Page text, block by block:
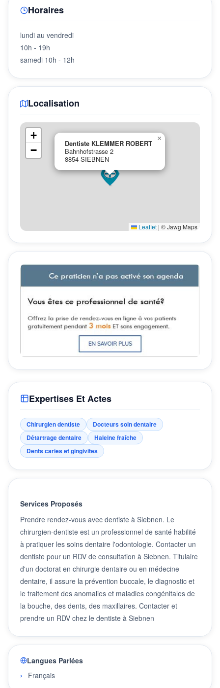
Expertises Et Actes
Chirurgien dentiste
Docteurs soin dentaire
Détartrage dentaire
Haleine fraîche
Dents caries et gingivites
Services Proposés
Prendre rendez-vous avec dentiste à Siebnen. Le
chirurgien-dentiste est un professionnel de santé habilité
à pratiquer les soins dentaire l'odontologie. Contacter un
dentiste pour un RDV de consultation à Siebnen. Titulaire
d'un doctorat en chirurgie dentaire ou en médecine
dentaire, il assure la prévention buccale, le diagnostic et
le traitement des anomalies et maladies congénitales de
la bouche, des dents, des maxillaires. Contacter et
prendre un RDV chez le dentiste à Siebnen
Langues Parlées
Français
Horaires
lundi au vendredi
10h - 19h
samedi 10h - 12h
Localisation
Dentiste KLEMMER ROBERT
Bahnhofstrasse 2
8854 SIEBNEN
×
+
−
Leaflet | © Jawg Maps